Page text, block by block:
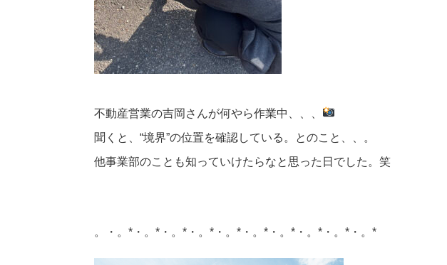
不動産営業の吉岡さんが何やら作業中、、、
聞くと、“境界”の位置を確認している。とのこと、、。
他事業部のことも知っていけたらなと思った日でした。笑
。・。*・。*・。*・。*・。*・。*・。*・。*・。*・。*